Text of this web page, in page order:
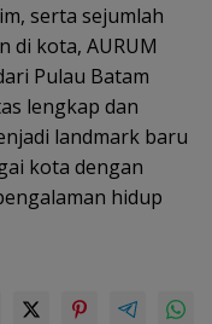
serta sejumlah
di kota, AURUM
Pulau Batam
lengkap dan
landmark baru
kota dengan
hidup